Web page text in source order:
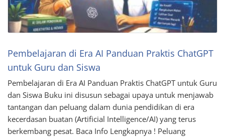
Pembelajaran di Era AI Panduan Praktis ChatGPT
untuk Guru dan Siswa
Pembelajaran di Era AI Panduan Praktis ChatGPT untuk Guru
dan Siswa Buku ini disusun sebagai upaya untuk menjawab
tantangan dan peluang dalam dunia pendidikan di era
kecerdasan buatan (Artificial Intelligence/AI) yang terus
berkembang pesat. Baca Info Lengkapnya ! Peluang